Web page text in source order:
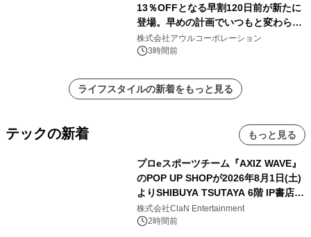
13％OFFとなる早割120日前が新たに
登場。早めの計画でいつもと変わらぬ
大人の冬旅を。ー夕日ヶ浦温泉「佳松
苑 別邸ふうか」ー
株式会社アウルコーポレーション
3時間前
ライフスタイルの新着をもっと見る
テックの新着 もっと見る
プロeスポーツチーム『AXIZ WAVE』
のPOP UP SHOPが2026年8月1日(土)
よりSHIBUYA TSUTAYA 6階 IP書店で
開催決定！！
株式会社ClaN Entertainment
2時間前